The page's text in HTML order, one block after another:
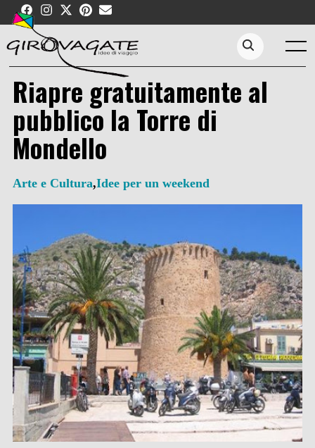
Skip
content
Menu
Search...
Riapre gratuitamente al
pubblico la Torre di
Mondello
Arte e Cultura,Idee per un weekend